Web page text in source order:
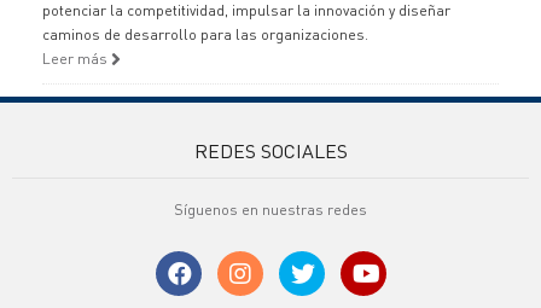
potenciar la competitividad, impulsar la innovación y diseñar
caminos de desarrollo para las organizaciones.
Leer más
REDES SOCIALES
Síguenos en nuestras redes